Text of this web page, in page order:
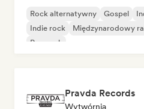
Rock alternatywny Gospel
Indie rock
Międzynarodowy
Pop rock
Pravda Records
Wytwórnia